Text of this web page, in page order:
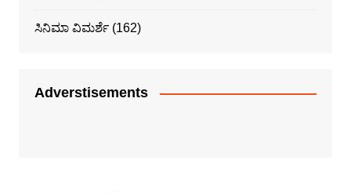
ಸಿನಿಮಾ ವಿಮರ್ಶೆ(162)
Adverstisements